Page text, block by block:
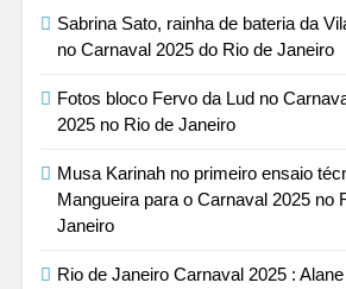
Sabrina Sato, rainha de bateria da
no Carnaval 2025 do Rio de Janeiro
Fotos bloco Fervo da Lud no
2025 no Rio de Janeiro
Musa Karinah no primeiro ensaio
Mangueira para o Carnaval 2025 no
Janeiro
Rio de Janeiro Carnaval 2025 :